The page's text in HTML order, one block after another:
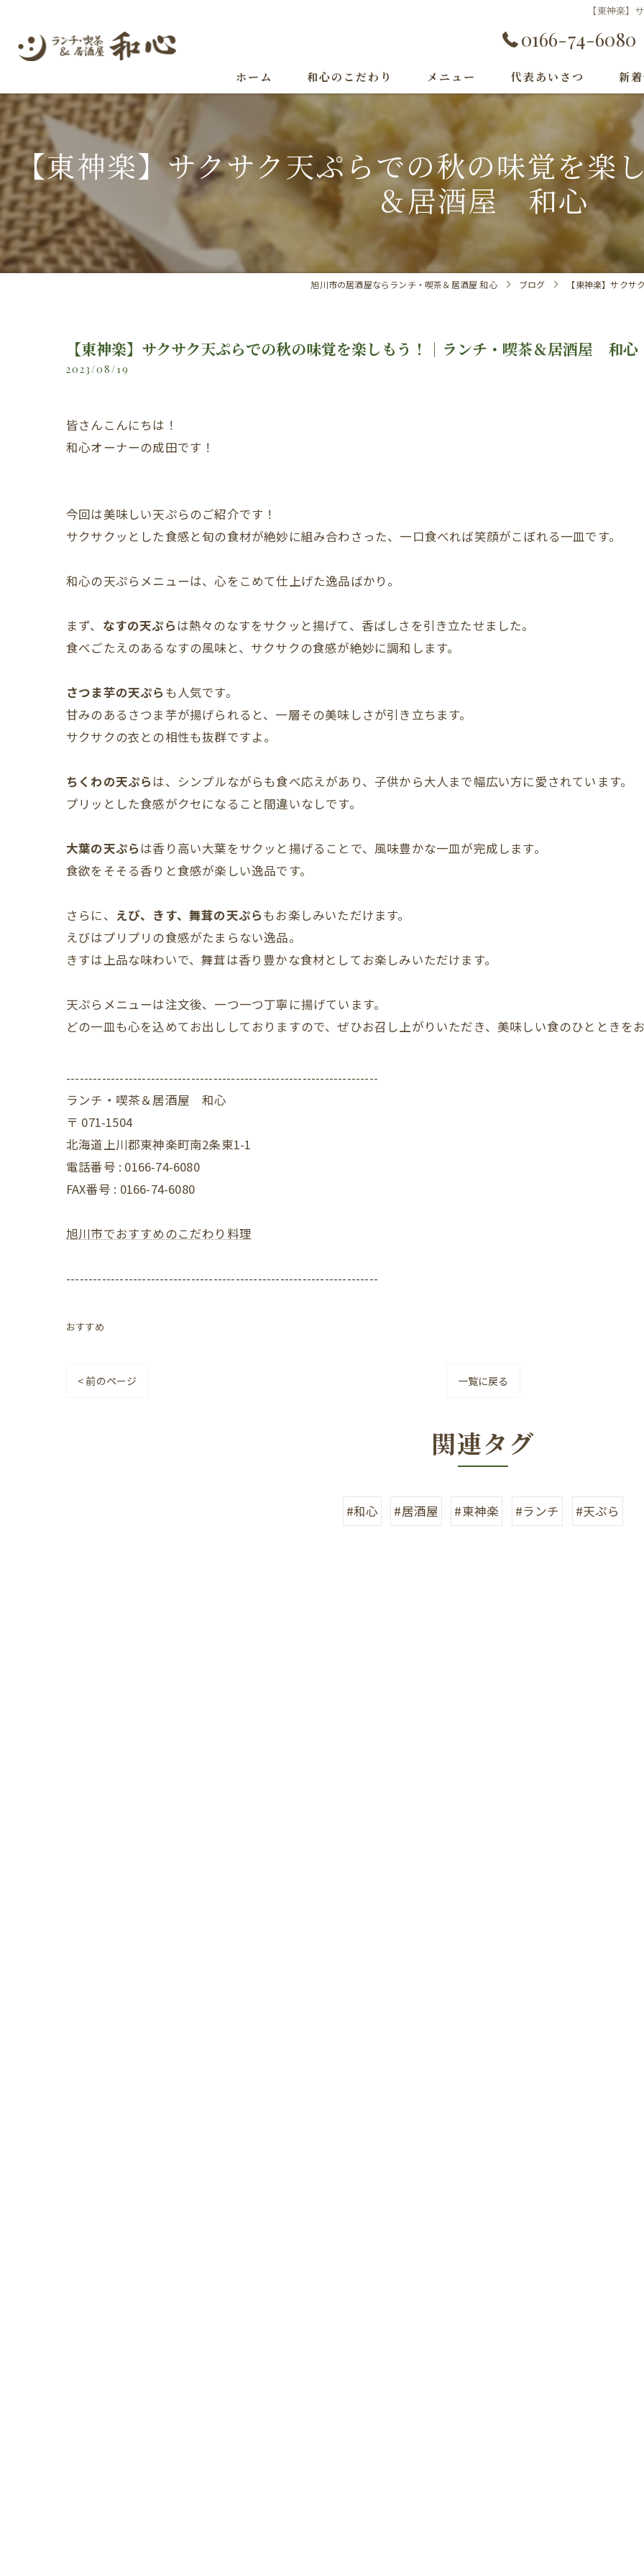
【東神楽
0166-74-6080
ホーム 和心のこだわり メニュー 代表あいさつ 新
【東神楽】サクサク天ぷらでの秋の味覚を楽
＆居酒屋 和心
旭川市の居酒屋ならランチ・喫茶＆居酒屋 和心 ブログ 【東神楽】サク
【東神楽】サクサク天ぷらでの秋の味覚を楽しもう！｜ランチ・喫茶＆居酒屋 和心
2023/08/19
皆さんこんにちは！
和心オーナーの成田です！
今回は美味しい天ぷらのご紹介です！
サクサクッとした食感と旬の食材が絶妙に組み合わさった、一口食べれば笑顔がこぼれる一皿です。
和心の天ぷらメニューは、心をこめて仕上げた逸品ばかり。
まず、 なすの天ぷら は熱々のなすをサクッと揚げて、香ばしさを引き立たせました。
食べごたえのあるなすの風味と、サクサクの食感が絶妙に調和します。
さつま芋の天ぷら も人気です。
甘みのあるさつま芋が揚げられると、一層その美味しさが引き立ちます。
サクサクの衣との相性も抜群ですよ。
ちくわの天ぷら は、シンプルながらも食べ応えがあり、子供から大人まで幅広い方に愛されています。
プリッとした食感がクセになること間違いなしです。
大葉の天ぷら は香り高い大葉をサクッと揚げることで、風味豊かな一皿が完成します。
食欲をそそる香りと食感が楽しい逸品です。
さらに、 えび、きす、舞茸の天ぷらもお楽しみいただけます。
えびはプリプリの食感がたまらない逸品。
きすは上品な味わいで、舞茸は香り豊かな食材としてお楽しみいただけます。
天ぷらメニューは注文後、一つ一つ丁寧に揚げています。
どの一皿も心を込めてお出ししておりますので、ぜひお召し上がりいただき、美味しい食のひとときを
----------------------------------------------------------------------
ランチ・喫茶＆居酒屋 和心
〒 071-1504
北海道上川郡東神楽町南2条東1-1
電話番号 : 0166-74-6080
FAX番号 : 0166-74-6080
旭川市でおすすめのこだわり料理
----------------------------------------------------------------------
おすすめ
< 前のページ 一覧に戻る
関連タグ
#和心 #居酒屋 #東神楽 #ランチ #天ぷら